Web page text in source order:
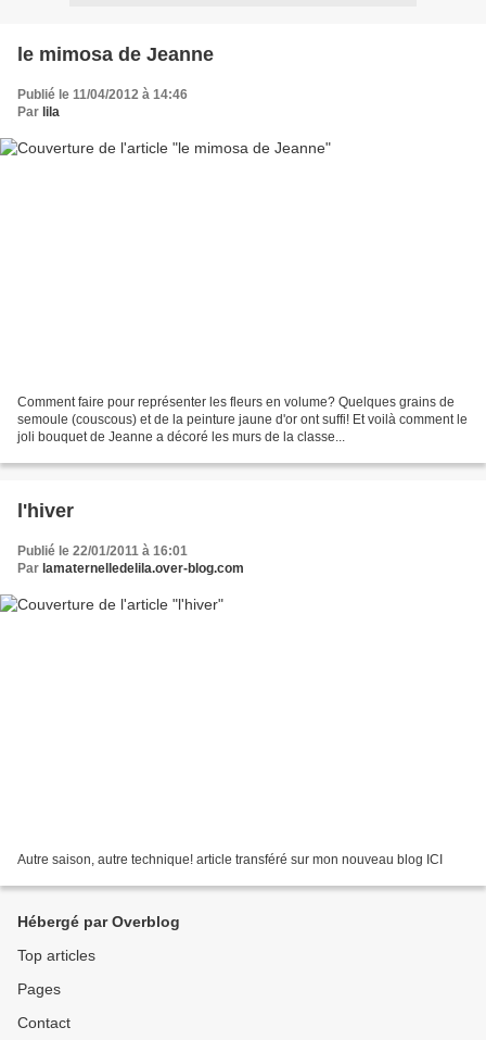
le mimosa de Jeanne
Publié le 11/04/2012 à 14:46
Par lila
Comment faire pour représenter les fleurs en volume? Quelques grains de
semoule (couscous) et de la peinture jaune d'or ont suffi! Et voilà comment le
joli bouquet de Jeanne a décoré les murs de la classe...
l'hiver
Publié le 22/01/2011 à 16:01
Par lamaternelledelila.over-blog.com
Autre saison, autre technique! article transféré sur mon nouveau blog ICI
Hébergé par Overblog
Top articles
Pages
Contact